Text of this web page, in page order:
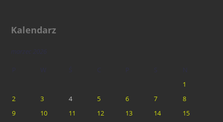
Kalendarz
marzec 2026
P W Ś C P S
N
1
2
3 4 5 6 7
8
9
10 11 12 13 14
15